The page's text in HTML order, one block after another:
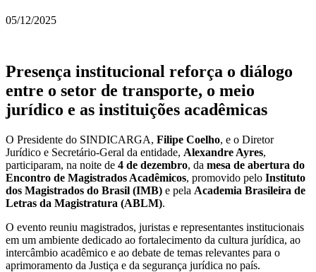
05/12/2025
Presença institucional reforça o diálogo
entre o setor de transporte, o meio
jurídico e as instituições acadêmicas
O Presidente do SINDICARGA, Filipe Coelho, e o Diretor
Jurídico e Secretário-Geral da entidade, Alexandre Ayres,
participaram, na noite de 4 de dezembro, da mesa de abertura do
Encontro de Magistrados Acadêmicos, promovido pelo Instituto
dos Magistrados do Brasil (IMB) e pela Academia Brasileira de
Letras da Magistratura (ABLM).
O evento reuniu magistrados, juristas e representantes institucionais
em um ambiente dedicado ao fortalecimento da cultura jurídica, ao
intercâmbio acadêmico e ao debate de temas relevantes para o
aprimoramento da Justiça e da segurança jurídica no país.